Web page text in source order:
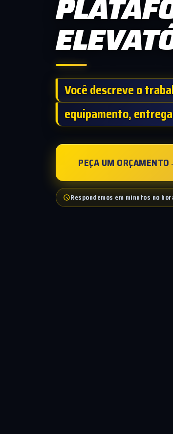
Você descreve o
equipamento,
PEÇA UM ORÇAMENTO
Respondemos em minutos no